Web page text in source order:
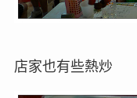
店家也有些熱炒